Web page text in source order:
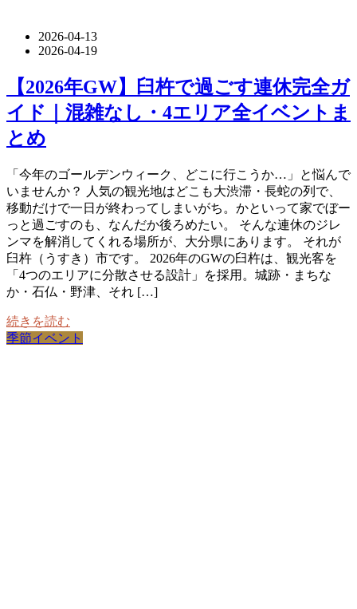
2026-04-13
2026-04-19
【2026年GW】臼杵で過ごす連休完全ガ
イド｜混雑なし・4エリア全イベントま
とめ
「今年のゴールデンウィーク、どこに行こうか…」と悩んで
いませんか？ 人気の観光地はどこも大渋滞・長蛇の列で、
移動だけで一日が終わってしまいがち。かといって家でぼー
っと過ごすのも、なんだか後ろめたい。 そんな連休のジレ
ンマを解消してくれる場所が、大分県にあります。 それが
臼杵（うすき）市です。 2026年のGWの臼杵は、観光客を
「4つのエリアに分散させる設計」を採用。城跡・まちな
か・石仏・野津、それ […]
続きを読む
季節イベント